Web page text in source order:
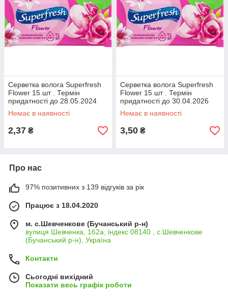
Серветка волога Superfresh
Flower 15 шт . Термін
придатності до 28.05.2024
Немає в наявності
2,37 ₴
Серветка волога Superfresh
Flower 15 шт . Термін
придатності до 30.04.2026
Немає в наявності
3,50 ₴
Про нас
97% позитивних з 139 відгуків за рік
Працює з 18.04.2020
м. с.Шевченкове (Бучанський р-н)
вулиця Шевченка, 162а, індекс 08140 , с.Шевченкове
(Бучанський р-н), Україна
Контакти
Сьогодні вихідний
Показати весь графік роботи